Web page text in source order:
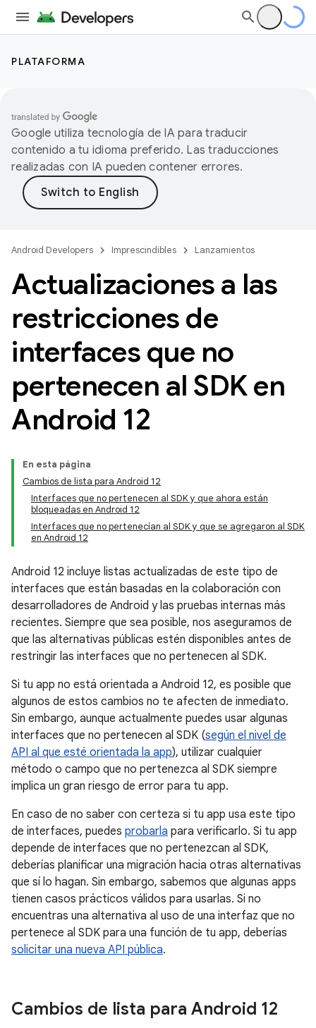
PLATAFORMA
Google utiliza tecnología de IA para traducir
contenido a tu idioma preferido. Las traducciones
realizadas con IA pueden contener errores.
Android Developers Imprescindibles Lanzamientos
Actualizaciones a las
restricciones de
interfaces que no
pertenecen al SDK en
Android 12
En esta página
Cambios de lista para Android 12
Interfaces que no pertenecen al SDK y que ahora están
bloqueadas en Android 12
Interfaces que no pertenecían al SDK y que se agregaron al SDK
en Android 12
Android 12 incluye listas actualizadas de este tipo de
interfaces que están basadas en la colaboración con
desarrolladores de Android y las pruebas internas más
recientes. Siempre que sea posible, nos aseguramos de
que las alternativas públicas estén disponibles antes de
restringir las interfaces que no pertenecen al SDK.
Si tu app no está orientada a Android 12, es posible que
algunos de estos cambios no te afecten de inmediato.
Sin embargo, aunque actualmente puedes usar algunas
interfaces que no pertenecen al SDK (según el nivel de
API al que esté orientada la app), utilizar cualquier
método o campo que no pertenezca al SDK siempre
implica un gran riesgo de error para tu app.
En caso de no saber con certeza si tu app usa este tipo
de interfaces, puedes probarla para verificarlo. Si tu app
depende de interfaces que no pertenezcan al SDK,
deberías planificar una migración hacia otras alternativas
que sí lo hagan. Sin embargo, sabemos que algunas apps
tienen casos prácticos válidos para usarlas. Si no
encuentras una alternativa al uso de una interfaz que no
pertenece al SDK para una función de tu app, deberías
solicitar una nueva API pública.
Cambios de lista para Android 12